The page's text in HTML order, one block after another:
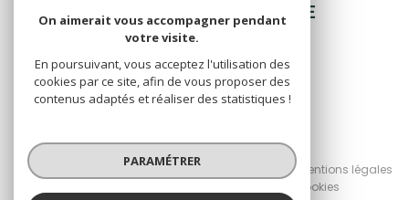
ESPACE PROPRIÉTAIRE
SE CONNECTER
© 2026 | Tous droits réservés
Nos honoraires
Nos partenaires
Mentions légales
Cookies
On aimerait vous accompagner pendant
votre visite.
En poursuivant, vous acceptez l'utilisation des
cookies par ce site, afin de vous proposer des
contenus adaptés et réaliser des statistiques !
PARAMÉTRER